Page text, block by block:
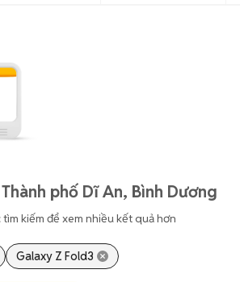
phố Dĩ An, Bình Dương
kiếm để xem nhiều kết quả hơn
Galaxy Z Fold3